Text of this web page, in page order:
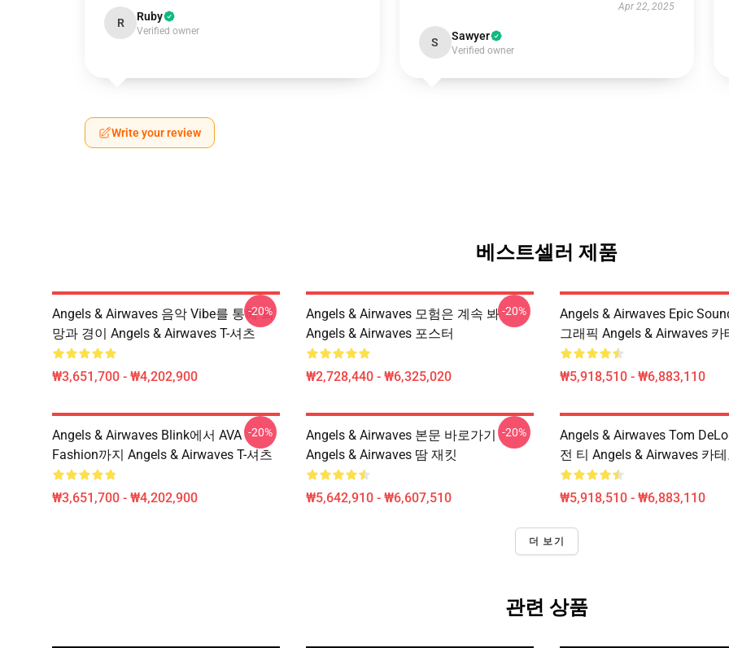
R Ruby
Verified owner
Apr 22, 2025
S Sawyer
Verified owner
Write your review
베스트셀러 제품
Angels & Airwaves 음악 Vibe를 통해 희
망과 경이 Angels & Airwaves T-셔츠
₩3,651,700 - ₩4,202,900
-20%
Angels & Airwaves 모험은 계속 봐
Angels & Airwaves 포스터
₩2,728,440 - ₩6,325,020
-20%
Angels & Airwaves Epic
그래픽 Angels & Airwaves 카
₩5,918,510 - ₩6,883,110
Angels & Airwaves Blink에서 AVA
Fashion까지 Angels & Airwaves T-셔츠
₩3,651,700 - ₩4,202,900
-20%
Angels & Airwaves 본문 바로가기
Angels & Airwaves 땀 재킷
₩5,642,910 - ₩6,607,510
-20%
Angels & Airwaves Tom
전 티 Angels & Airwaves 카
₩5,918,510 - ₩6,883,110
더 보기
관련 상품